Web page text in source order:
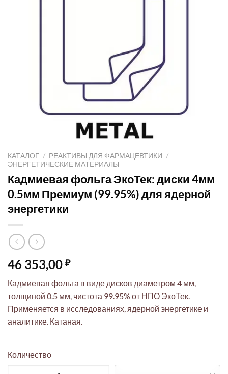
КАТАЛОГ / РЕАКТИВЫ ДЛЯ ФАРМАЦЕВТИКИ /
ЭНЕРГЕТИЧЕСКИЕ МАТЕРИАЛЫ
Кадмиевая фольга ЭкоТек: диски 4мм
0.5мм Премиум (99.95%) для ядерной
энергетики
46 353,00 ₽
Кадмиевая фольга в виде дисков диаметром 4 мм,
толщиной 0.5 мм, чистота 99.95% от НПО ЭкоТек.
Применяется в исследованиях, ядерной энергетике и
аналитике. Катаная.
Количество